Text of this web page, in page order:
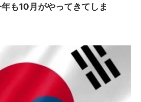
も10月がやってきてしま